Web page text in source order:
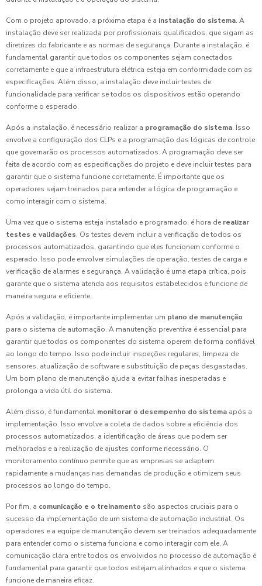
Com o projeto aprovado, a próxima etapa é a instalação do sistema. A
instalação deve ser realizada por profissionais qualificados, que sigam as
diretrizes do fabricante e as normas de segurança. Durante a instalação, é
fundamental garantir que todos os componentes sejam conectados
corretamente e que a infraestrutura elétrica esteja em conformidade com as
especificações. Além disso, a instalação deve incluir testes de
funcionalidade para verificar se todos os dispositivos estão operando
conforme o esperado.
Após a instalação, é necessário realizar a programação do sistema. Isso
envolve a configuração dos CLPs e a programação das lógicas de controle
que governarão os processos automatizados. A programação deve ser
feita de acordo com as especificações do projeto e deve incluir testes para
garantir que o sistema funcione corretamente. É importante que os
operadores sejam treinados para entender a lógica de programação e
como interagir com o sistema.
Uma vez que o sistema esteja instalado e programado, é hora de realizar
testes e validações. Os testes devem incluir a verificação de todos os
processos automatizados, garantindo que eles funcionem conforme o
esperado. Isso pode envolver simulações de operação, testes de carga e
verificação de alarmes e segurança. A validação é uma etapa crítica, pois
garante que o sistema atenda aos requisitos estabelecidos e funcione de
maneira segura e eficiente.
Após a validação, é importante implementar um plano de manutenção
para o sistema de automação. A manutenção preventiva é essencial para
garantir que todos os componentes do sistema operem de forma confiável
ao longo do tempo. Isso pode incluir inspeções regulares, limpeza de
sensores, atualização de software e substituição de peças desgastadas.
Um bom plano de manutenção ajuda a evitar falhas inesperadas e
prolonga a vida útil do sistema.
Além disso, é fundamental monitorar o desempenho do sistema após a
implementação. Isso envolve a coleta de dados sobre a eficiência dos
processos automatizados, a identificação de áreas que podem ser
melhoradas e a realização de ajustes conforme necessário. O
monitoramento contínuo permite que as empresas se adaptem
rapidamente a mudanças nas demandas de produção e otimizem seus
processos ao longo do tempo.
Por fim, a comunicação e o treinamento são aspectos cruciais para o
sucesso da implementação de um sistema de automação industrial. Os
operadores e a equipe de manutenção devem ser treinados adequadamente
para entender como o sistema funciona e como interagir com ele. A
comunicação clara entre todos os envolvidos no processo de automação é
fundamental para garantir que todos estejam alinhados e que o sistema
funcione de maneira eficaz.